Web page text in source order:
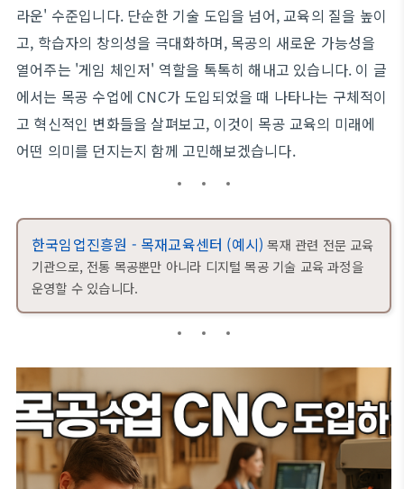
라운' 수준입니다. 단순한 기술 도입을 넘어, 교육의 질을 높이
고, 학습자의 창의성을 극대화하며, 목공의 새로운 가능성을
열어주는 '게임 체인저' 역할을 톡톡히 해내고 있습니다. 이 글
에서는 목공 수업에 CNC가 도입되었을 때 나타나는 구체적이
고 혁신적인 변화들을 살펴보고, 이것이 목공 교육의 미래에
어떤 의미를 던지는지 함께 고민해보겠습니다.
한국임업진흥원 - 목재교육센터 (예시)목재 관련 전문 교육
기관으로, 전통 목공뿐만 아니라 디지털 목공 기술 교육 과정을
운영할 수 있습니다.